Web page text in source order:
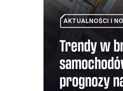
AKTUALNOŚCI I
Trendy w
prognozy